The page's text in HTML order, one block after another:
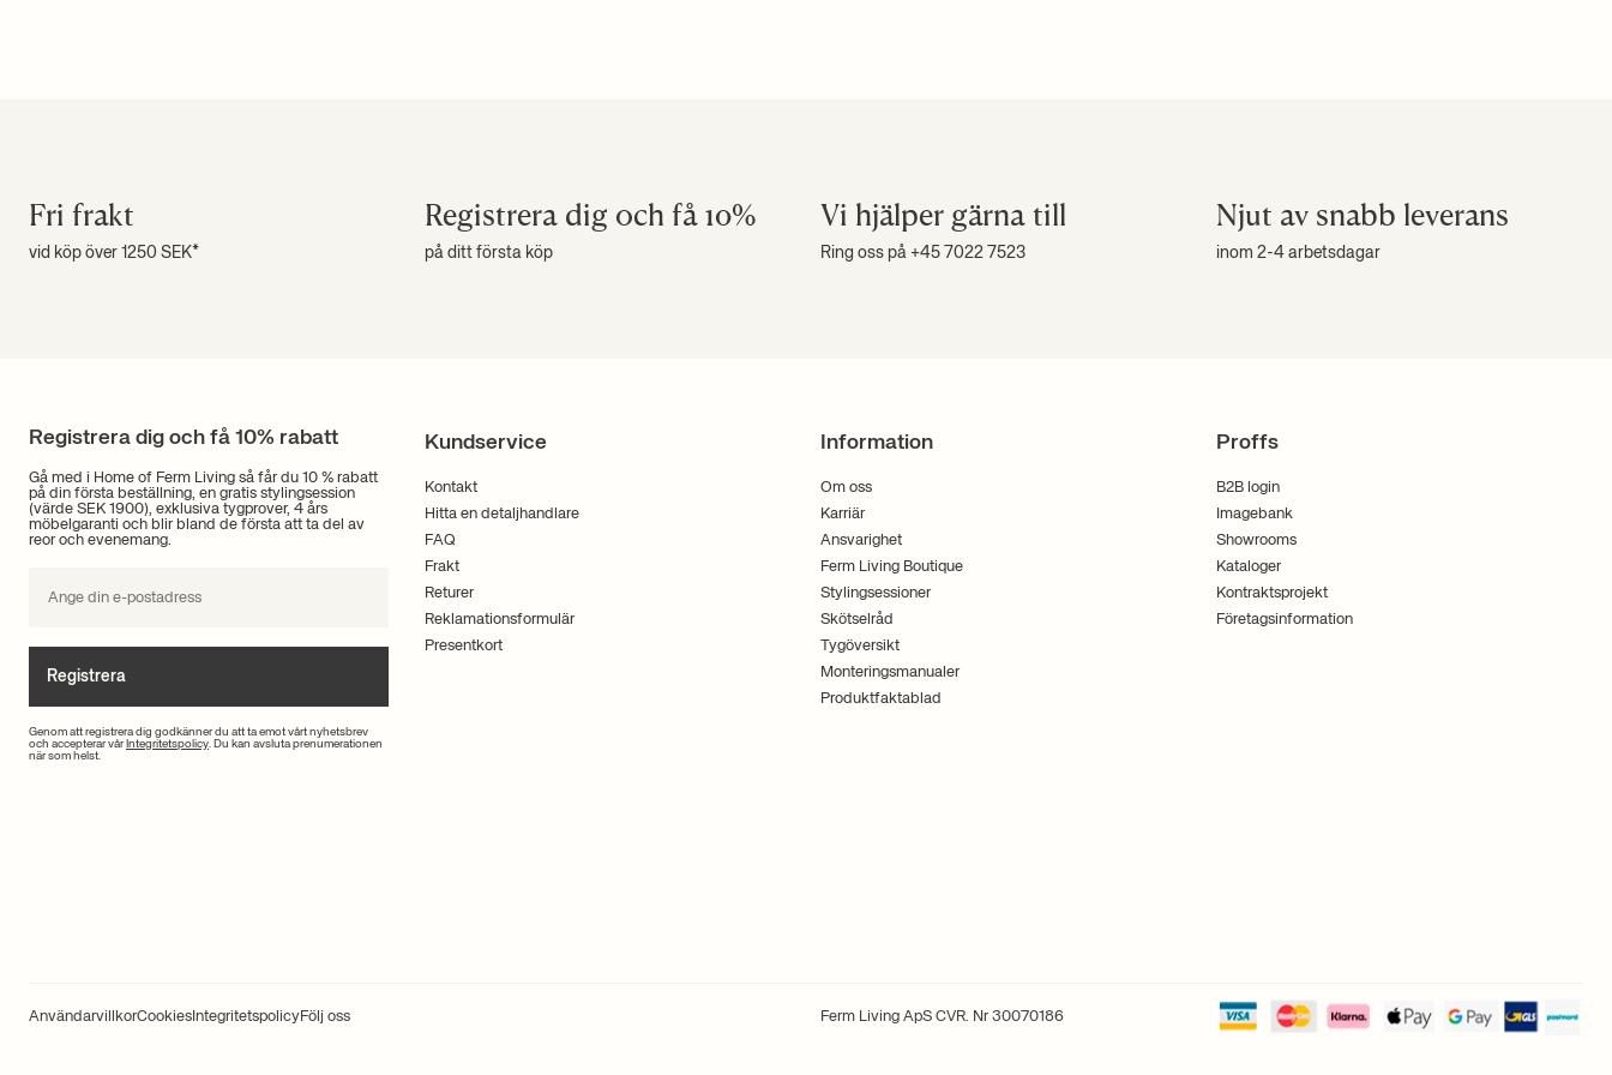
Fri frakt
vid köp över 1250 SEK*
Registrera dig och få 10%
på ditt första köp
Vi hjälper gärna till
Ring oss på +45 7022 7523
Njut av snabb leverans
inom 2-4 arbetsdagar
Registrera dig och få 10% rabatt
Gå med i Home of Ferm Living så får du 10 % rabatt
på din första beställning, en gratis stylingsession
(värde SEK 1900), exklusiva tygprover, 4 års
möbelgaranti och blir bland de första att ta del av
reor och evenemang.
Genom att registrera dig godkänner du att ta emot vårt nyhetsbrev
och accepterar vår Integritetspolicy. Du kan avsluta prenumerationen
när som helst.
Registrera
Kundservice
Kontakt
Hitta en detaljhandlare
FAQ
Frakt
Returer
Reklamationsformulär
Presentkort
Information
Om oss
Karriär
Ansvarighet
Ferm Living Boutique
Stylingsessioner
Skötselråd
Tygöversikt
Monteringsmanualer
Produktfaktablad
Proffs
B2B login
Imagebank
Showrooms
Kataloger
Kontraktsprojekt
Företagsinformation
AnvändarvillkorCookies IntegritetspolicyFölj oss Ferm Living ApS CVR. Nr 30070186